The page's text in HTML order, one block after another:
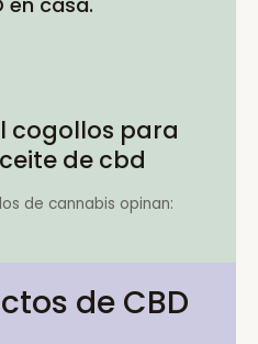
cogollos para
de cbd
de cannabis opinan:
de CBD